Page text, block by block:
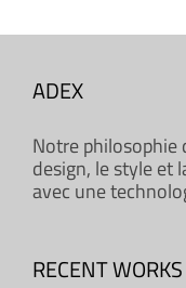
ADEX
Notre philosophie
design, le style et
avec une
RECENT WORKS